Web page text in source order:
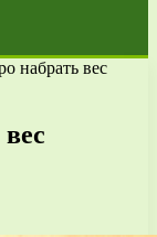
набрать вес